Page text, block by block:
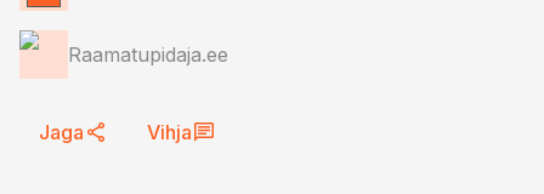
Raamatupidaja.ee
Jaga Vihja